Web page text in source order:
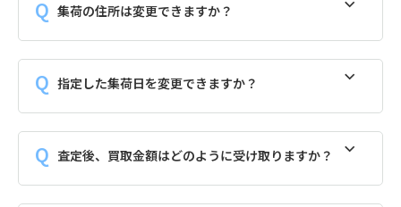
集荷の住所は変更できますか？
指定した集荷日を変更できますか？
査定後、買取金額はどのように受け取りますか？